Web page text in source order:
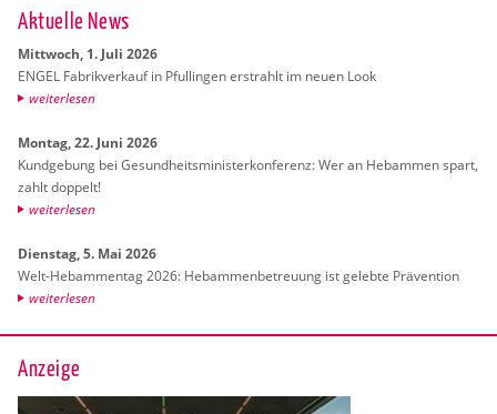
Ak­tu­el­le News
Mitt­woch, 1. Juli 2026
ENGEL Fa­brik­ver­kauf in Pful­lin­gen er­strahlt im neuen Look
wei­ter­le­sen
Mon­tag, 22. Juni 2026
Kund­ge­bung bei Ge­sund­heits­mi­nis­ter­kon­fe­renz: Wer an Heb­am­men spart,
zahlt dop­pelt!
wei­ter­le­sen
Diens­tag, 5. Mai 2026
Welt-Heb­am­men­tag 2026: Heb­am­men­be­treu­ung ist ge­leb­te Prä­ven­ti­on
wei­ter­le­sen
Anzeige